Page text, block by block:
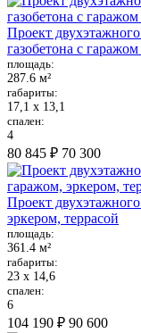
Проект
газобетона с
площадь:
287.6 м²
габариты:
17,1 х 13,1
спален:
4
80 845 ₽ 70 300
Проект
эркером, террасой
площадь:
361.4 м²
габариты:
23 х 14,6
спален:
6
104 190 ₽ 90 600